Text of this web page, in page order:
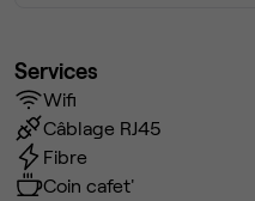
Services
Wifi
Câblage RJ45
Fibre
Coin cafet'